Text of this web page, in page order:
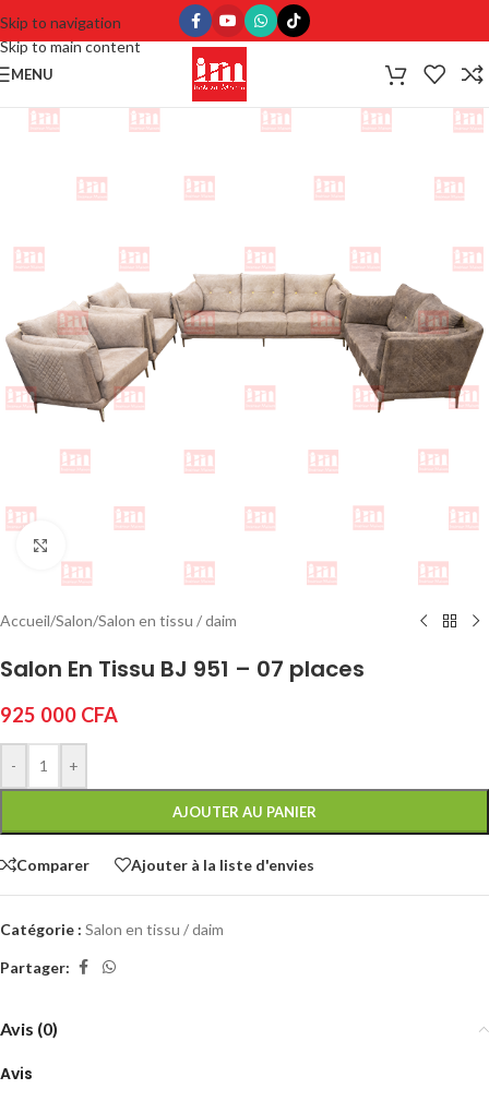
Skip to navigation
Skip to main content
MENU
Accueil/Salon/Salon en tissu / daim
Salon En Tissu BJ 951 – 07 places
925 000 CFA
- +
AJOUTER AU PANIER
Comparer Ajouter à la liste d'envies
Catégorie : Salon en tissu / daim
Partager:
Avis (0)
Avis